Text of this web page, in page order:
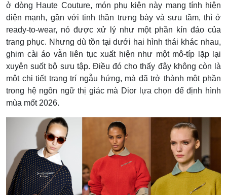
ở dòng Haute Couture, món phụ kiện này mang tính hiện
diện mạnh, gần với tinh thần trưng bày và sưu tầm, thì ở
ready-to-wear, nó được xử lý như một phần kín đáo của
trang phục. Nhưng dù tồn tại dưới hai hình thái khác nhau,
ghim cài áo vẫn liên tục xuất hiện như một mô-típ lặp lại
xuyên suốt bộ sưu tập. Điều đó cho thấy đây không còn là
một chi tiết trang trí ngẫu hứng, mà đã trở thành một phần
trong hệ ngôn ngữ thị giác mà Dior lựa chọn để định hình
mùa mốt 2026.